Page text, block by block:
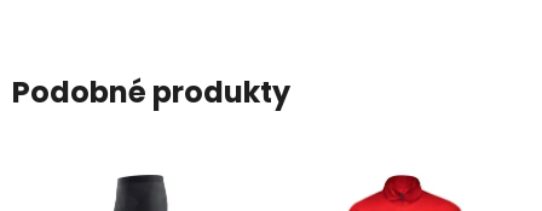
Podobné produkty